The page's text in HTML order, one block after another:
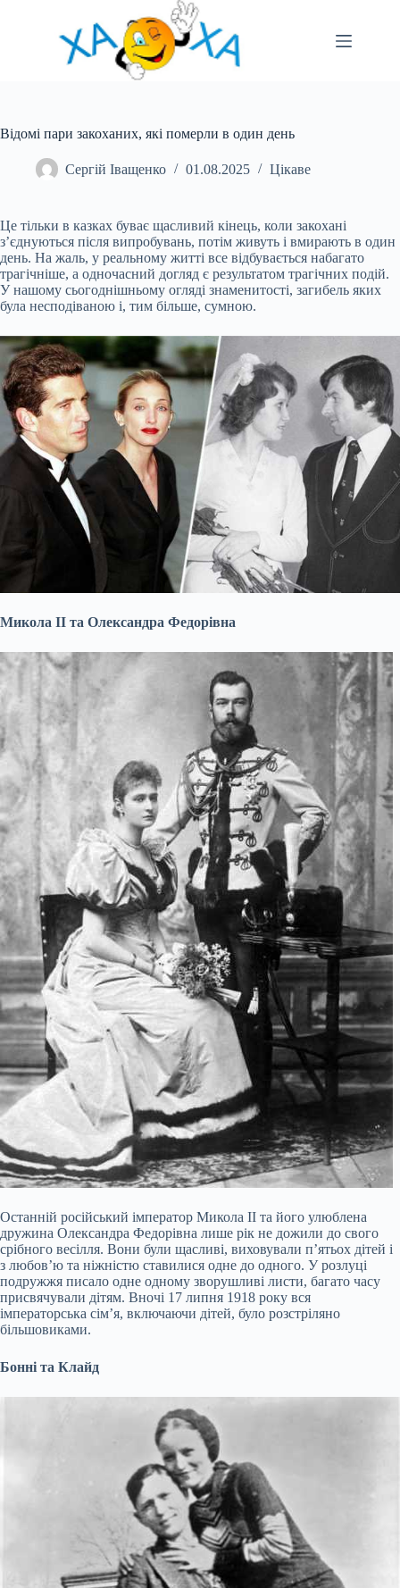
Відомі пари закоханих, які померли в один день
Сергій Іващенко 01.08.2025 Цікаве
Це тільки в казках буває щасливий кінець, коли закохані
з’єднуються після випробувань, потім живуть і вмирають в один
день. На жаль, у реальному житті все відбувається набагато
трагічніше, а одночасний догляд є результатом трагічних подій.
У нашому сьогоднішньому огляді знаменитості, загибель яких
була несподіваною і, тим більше, сумною.
Микола II та Олександра Федорівна
Останній російський імператор Микола II та його улюблена
дружина Олександра Федорівна лише рік не дожили до свого
срібного весілля. Вони були щасливі, виховували п’ятьох дітей і
з любов’ю та ніжністю ставилися одне до одного. У розлуці
подружжя писало одне одному зворушливі листи, багато часу
присвячували дітям. Вночі 17 липня 1918 року вся
імператорська сім’я, включаючи дітей, було розстріляно
більшовиками.
Бонні та Клайд